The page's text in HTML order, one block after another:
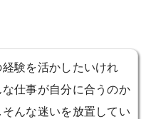
験を活かしたいけれ
な仕事が自分に合うのか
んな迷いを放置してい